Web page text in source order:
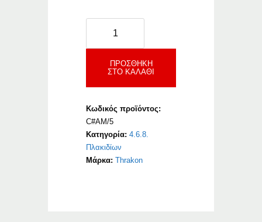
AM
ποσότηταΠΡΟΣΘΉΚΗ
ΣΤΟ ΚΑΛΆΘΙ
Κωδικός προϊόντος:
C#AM/5
Κατηγορία:4.6.8.
Πλακιδίων
Μάρκα:Thrakon